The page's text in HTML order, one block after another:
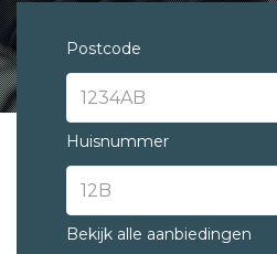
Postcode
Huisnummer
Bekijk alle aanbiedingen